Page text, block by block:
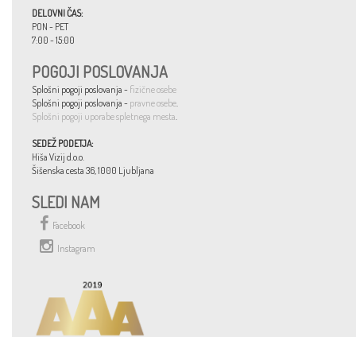
DELOVNI ČAS:
PON - PET
7:00 - 15:00
POGOJI POSLOVANJA
Splošni pogoji poslovanja - fizične osebe
Splošni pogoji poslovanja - pravne osebe.
Splošni pogoji uporabe spletnega mesta.
SEDEŽ PODETJA:
Hiša Vizij d.o.o.
Šišenska cesta 36, 1000 Ljubljana
SLEDI NAM
Facebook
Instagram